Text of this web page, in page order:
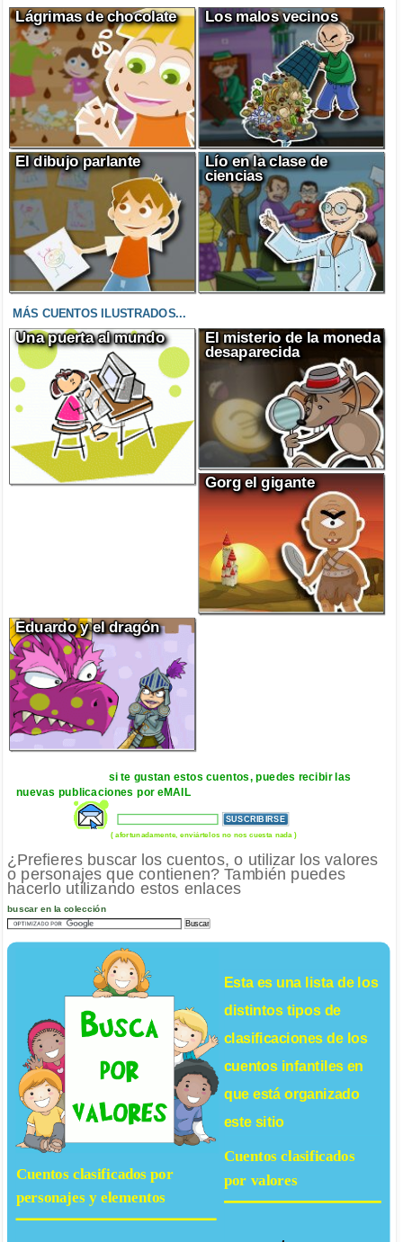
Lágrimas de chocolate Los malos vecinos
El dibujo parlante
Lío en la clase de
ciencias
MÁS CUENTOS ILUSTRADOS...
Una puerta al mundo
El misterio de la moneda
desaparecida
Gorg el gigante
Eduardo y el dragón
si te gustan estos cuentos, puedes recibir las
nuevas publicaciones por eMAIL
( afortunadamente, enviártelos no nos cuesta nada )
¿Prefieres buscar los cuentos, o utilizar los valores
o personajes que contienen? También puedes
hacerlo utilizando estos enlaces
buscar en la colección
Esta es una lista de los
distintos tipos de
clasificaciones de los
cuentos infantilesen
que está organizado
este sitio
Cuentos clasificados
por valores
Cuentos clasificados por
personajes y elementos